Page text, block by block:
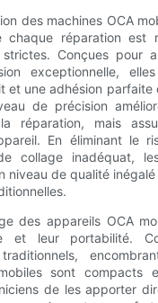
des machines OCA
chaque réparation est
Conçues pour
exceptionnelle,
et une adhésion parfaite
de précision
réparation, mais
En éliminant le
collage inadéquat,
niveau de qualité
des appareils OCA
et leur portabilité.
sont compacts
de les apporter